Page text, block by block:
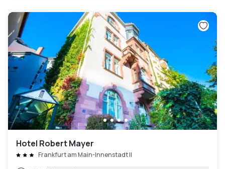
Hotel Robert Mayer
Frankfurt am Main-Innenstadt II